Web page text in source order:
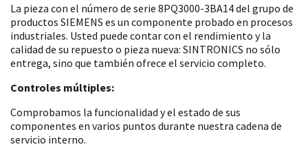
La pieza con el número de serie 8PQ3000-3BA14 del grupo de
productos SIEMENS es un componente probado en procesos
industriales. Usted puede contar con el rendimiento y la
calidad de su repuesto o pieza nueva: SINTRONICS no sólo
entrega, sino que también ofrece el servicio completo.
Controles múltiples:
Comprobamos la funcionalidad y el estado de sus
componentes en varios puntos durante nuestra cadena de
servicio interno.